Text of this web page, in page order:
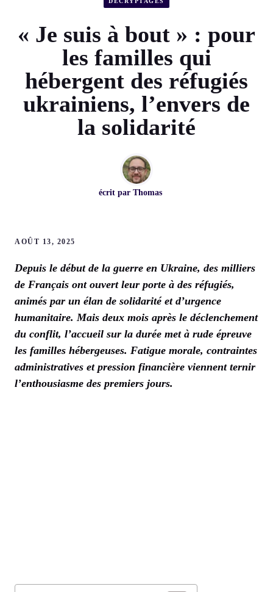
« Je suis à bout » : pour
les familles qui
hébergent des réfugiés
ukrainiens, l’envers de
la solidarité
écrit par Thomas
AOÛT 13, 2025
Depuis le début de la guerre en Ukraine, des milliers
de Français ont ouvert leur porte à des réfugiés,
animés par un élan de solidarité et d’urgence
humanitaire. Mais deux mois après le déclenchement
du conflit, l’accueil sur la durée met à rude épreuve
les familles hébergeuses. Fatigue morale, contraintes
administratives et pression financière viennent ternir
l’enthousiasme des premiers jours.